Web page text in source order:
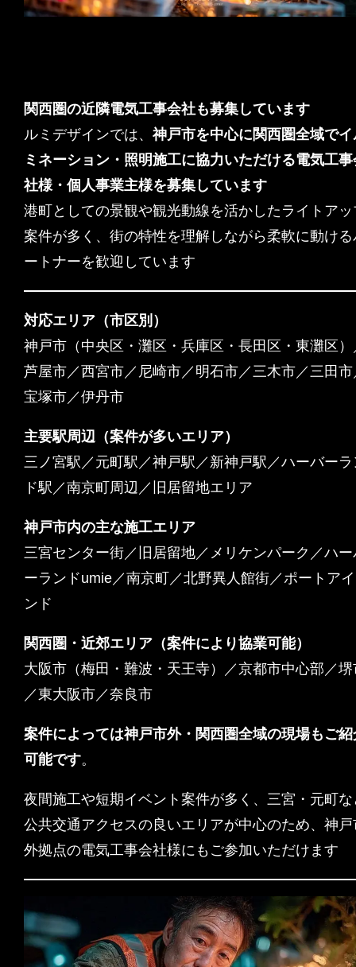
関西圏の近隣電気工事会社も募集しています
ルミデザインでは、 神戸市を中心に関西圏全域でイ
ミネーション・照明施工に協力いただける電気工事
社様・個人事業主様を募集しています
港町としての景観や観光動線を活かしたライトアッ
案件が多く、街の特性を理解しながら柔軟に動ける
ートナーを歓迎しています
対応エリア（市区別）
神戸市（中央区・灘区・兵庫区・長田区・東灘区）
芦屋市／西宮市／尼崎市／明石市／三木市／三田市
宝塚市／伊丹市
主要駅周辺（案件が多いエリア）
三ノ宮駅／元町駅／神戸駅／新神戸駅／ハーバーラ
ド駅／南京町周辺／旧居留地エリア
神戸市内の主な施工エリア
三宮センター街／旧居留地／メリケンパーク／ハー
ーランドumie／南京町／北野異人館街／ポートア
ンド
関西圏・近郊エリア（案件により協業可能）
大阪市（梅田・難波・天王寺）／京都市中心部／堺
／東大阪市／奈良市
案件によっては神戸市外・関西圏全域の現場もご紹
可能です。
夜間施工や短期イベント案件が多く、三宮・元町な
公共交通アクセスの良いエリアが中心のため、神戸
外拠点の電気工事会社様にもご参加いただけます